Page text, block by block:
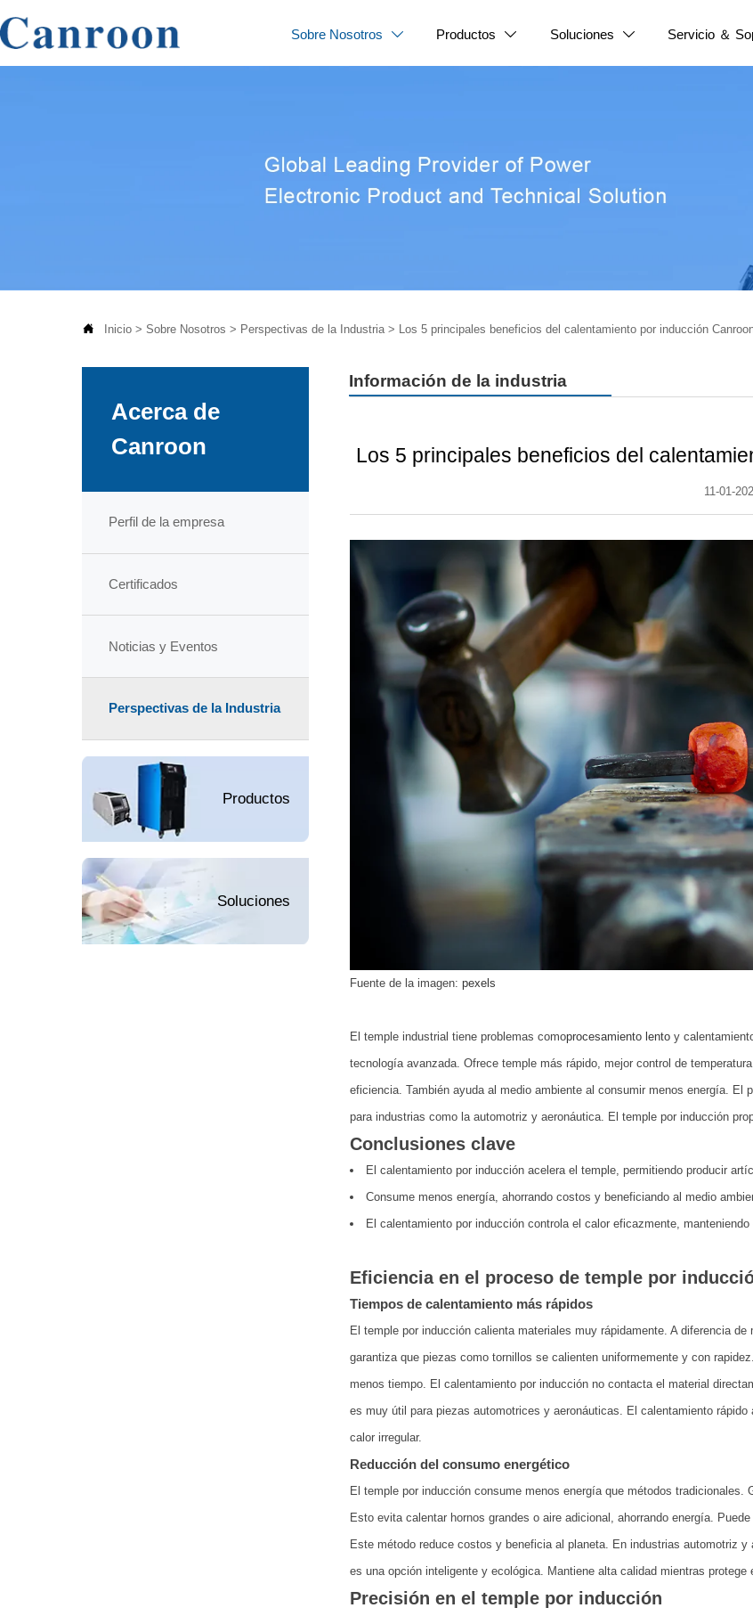
Sobre Nosotros  Productos  Soluciones  Servicio ＆
 Inicio> Sobre Nosotros > Perspectivas de la Industria> Los 5 principales beneficios del calentamiento por inducción
Acerca de
Canroon
Perfil de la empresa
Certificados
Noticias y Eventos
Perspectivas de la Industria
Productos
Soluciones
Información de la industria
Los 5 principales beneficios del
11-01-
Fuente de la imagen: pexels
El temple industrial tiene problemas comoprocesamiento lentoy
tecnología avanzada. Ofrece temple más rápido, mejor control de
eficiencia. También ayuda al medio ambiente al consumir menos energía.
para industrias como la automotriz y aeronáutica. El temple por inducción
Conclusiones clave
El calentamiento por inducción acelera el temple, permitiendo producir
Consume menos energía, ahorrando costos y beneficiando al medio
El calentamiento por inducción controla el calor eficazmente,
Eficiencia en el proceso de temple por
Tiempos de calentamiento más rápidos
El temple por inducción calienta materiales muy rápidamente. A diferencia
garantiza que piezas como tornillos se calienten uniformemente y con
menos tiempo. El calentamiento por inducción no contacta el material
es muy útil para piezas automotrices y aeronáuticas. El calentamiento
calor irregular.
Reducción del consumo energético
El temple por inducción consume menos energía que métodos
Esto evita calentar hornos grandes o aire adicional, ahorrando energía.
Este método reduce costos y beneficia al planeta. En industrias automotriz
es una opción inteligente y ecológica. Mantiene alta calidad mientras protege
Precisión en el temple por inducción